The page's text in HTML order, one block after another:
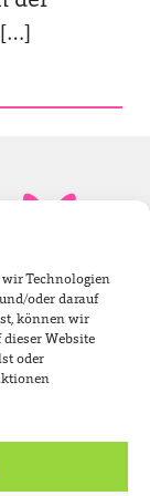
Technologien
oder darauf
können wir
Website
oder